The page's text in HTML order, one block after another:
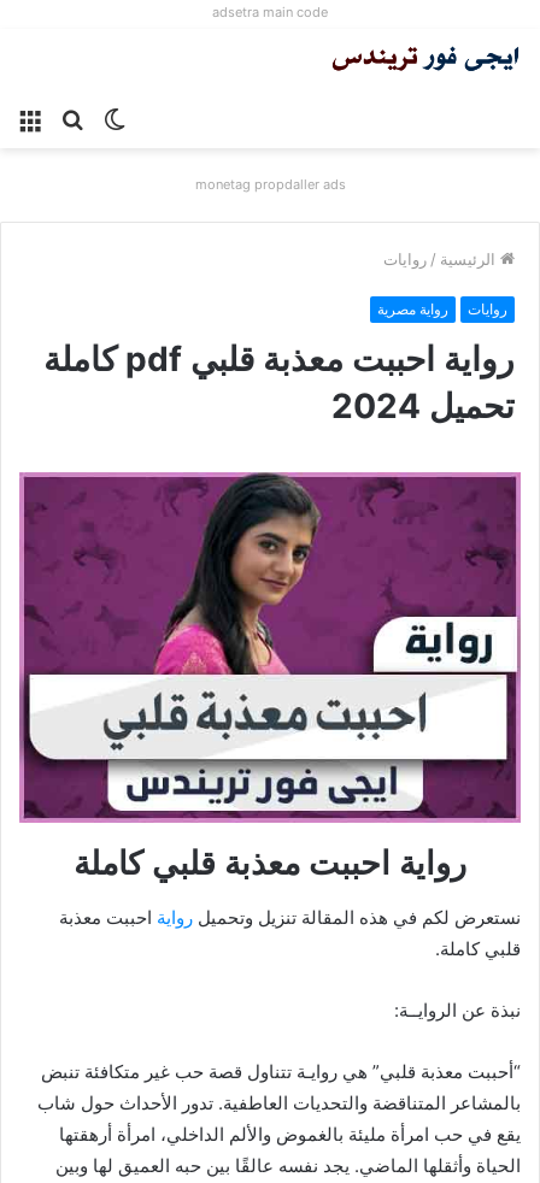
adsetra main code
بحث الوضع
monetag propdaller ads
الرئيسية / روايات
روايات رواية مصرية
رواية احببت معذبة قلبي pdf كاملة
تحميل 2024
رواية احببت معذبة قلبي كاملة
نستعرض لكم في هذه المقالة تنزيل وتحميل رواية احببت معذبة
قلبي كاملة.
نبذة عن الروايــة:
“أحببت معذبة قلبي” هي روايـة تتناول قصة حب غير متكافئة تنبض
بالمشاعر المتناقضة والتحديات العاطفية. تدور الأحداث حول شاب
يقع في حب امرأة مليئة بالغموض والألم الداخلي، امرأة أرهقتها
الحياة وأثقلها الماضي. يجد نفسه عالقًا بين حبه العميق لها وبين